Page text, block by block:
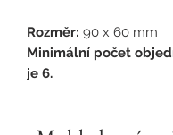
Rozměr: 90 x 60 mm
Minimální počet
je 6.